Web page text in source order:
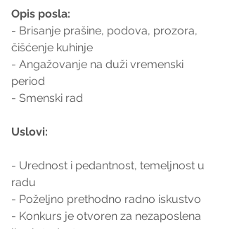
Opis posla:
- Brisanje prašine, podova, prozora,
čišćenje kuhinje
- Angažovanje na duži vremenski
period
- Smenski rad
Uslovi:
- Urednost i pedantnost, temeljnost u
radu
- Poželjno prethodno radno iskustvo
- Konkurs je otvoren za nezaposlena